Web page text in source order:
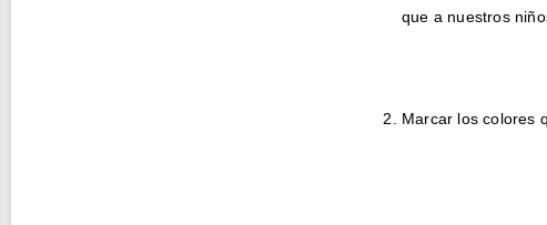
que a nuestros
Marcar los colores